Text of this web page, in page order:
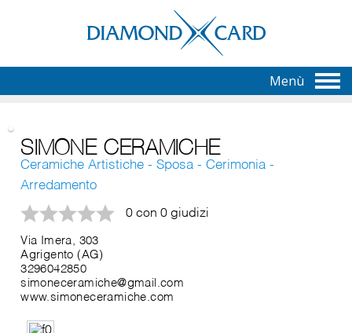
Menù
SIMONE CERAMICHE
Ceramiche Artistiche - Sposa - Cerimonia -
Arredamento
0 con 0 giudizi
Via Imera, 303
Agrigento (AG)
3296042850
simoneceramiche@gmail.com
www.simoneceramiche.com